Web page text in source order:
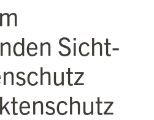
Sicht-